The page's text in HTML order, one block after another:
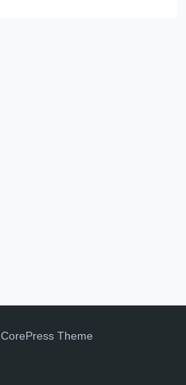
CorePress Theme